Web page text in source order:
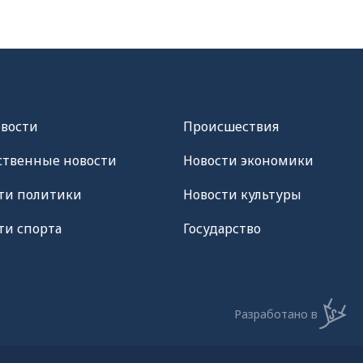
новости
политики
спорта
Происшествия
Новости экономики
Новости культуры
Государство
Разработано в